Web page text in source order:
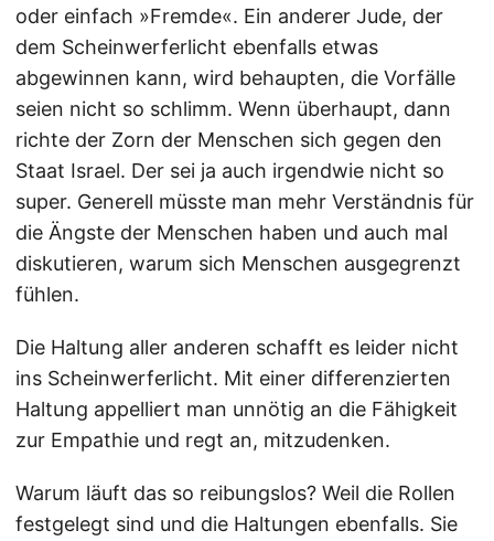
oder einfach »Fremde«. Ein anderer Jude, der
dem Scheinwerferlicht ebenfalls etwas
abgewinnen kann, wird behaupten, die Vorfälle
seien nicht so schlimm. Wenn überhaupt, dann
richte der Zorn der Menschen sich gegen den
Staat Israel. Der sei ja auch irgendwie nicht so
super. Generell müsste man mehr Verständnis für
die Ängste der Menschen haben und auch mal
diskutieren, warum sich Menschen ausgegrenzt
fühlen.
Die Haltung aller anderen schafft es leider nicht
ins Scheinwerferlicht. Mit einer differenzierten
Haltung appelliert man unnötig an die Fähigkeit
zur Empathie und regt an, mitzudenken.
Warum läuft das so reibungslos? Weil die Rollen
festgelegt sind und die Haltungen ebenfalls. Sie